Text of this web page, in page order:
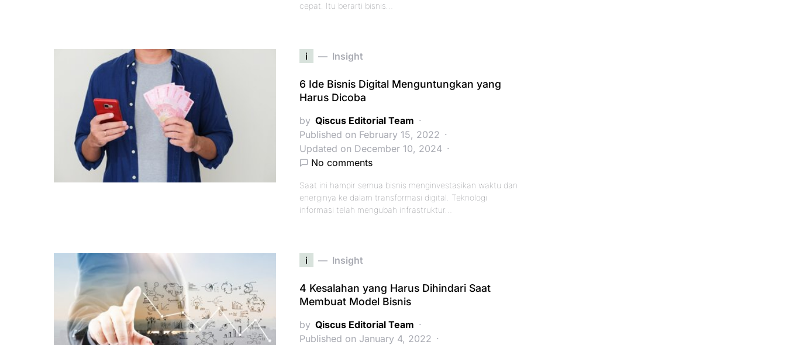
cepat. Itu berarti bisnis…
i Insight
6 Ide Bisnis Digital Menguntungkan yang
Harus Dicoba
by Qiscus Editorial Team
Published on February 15, 2022
Updated on December 10, 2024
No comments
Saat ini hampir semua bisnis menginvestasikan waktu dan
energinya ke dalam transformasi digital. Teknologi
informasi telah mengubah infrastruktur…
i Insight
4 Kesalahan yang Harus Dihindari Saat
Membuat Model Bisnis
by Qiscus Editorial Team
Published on January 4, 2022